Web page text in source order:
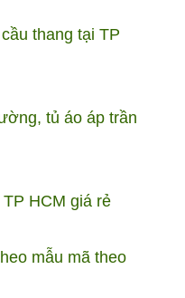
thang tại TP
tủ áo áp trần
HCM giá rẻ
mẫu mã theo